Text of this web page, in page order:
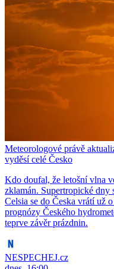
Meteorologové právě
vyděsí celé Česko
Kdo doufal, že letošní vlna
zklamán. Supertropické dny
Celsia se do Česka vrátí už
prognózy Českého
teprve závěr prázdnin.
NESPECHEJ.cz